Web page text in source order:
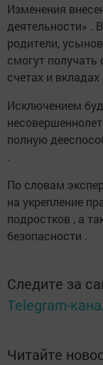
Изменения
деятельности» .
родители,
смогут получать
счетах и
Исключением
полную
.
По словам
на укрепление
подростков , а
безопасности .
Следите за
Telegram-
Читайте